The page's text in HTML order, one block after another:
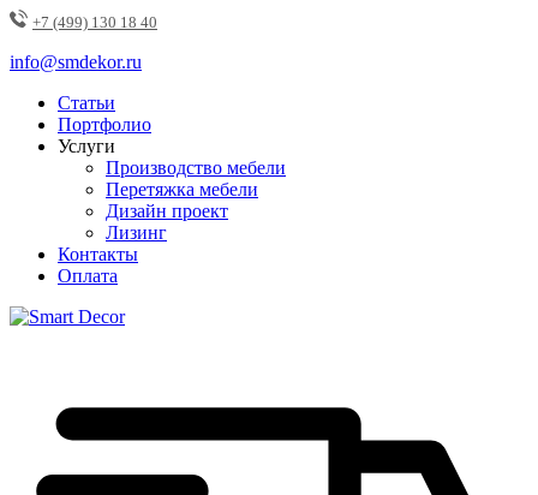
+7 (499) 130 18 40
info@smdekor.ru
Статьи
Портфолио
Услуги
Производство мебели
Перетяжка мебели
Дизайн проект
Лизинг
Контакты
Оплата